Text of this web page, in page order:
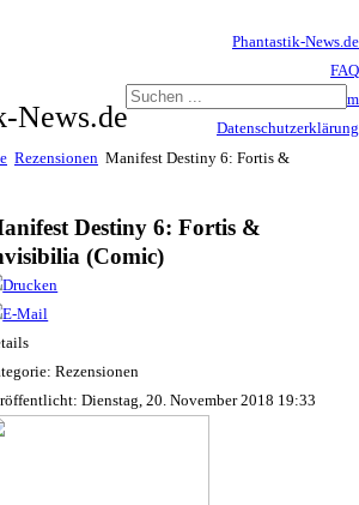
Phantastik-News.de
FAQ
Impressum
Datenschutzerklärung
Haftungsausschluss
Rezensionen Manifest Destiny 6: Fortis &
Destiny 6: Fortis &
(Comic)
Rezensionen
Dienstag, 20. November 2018 19:33